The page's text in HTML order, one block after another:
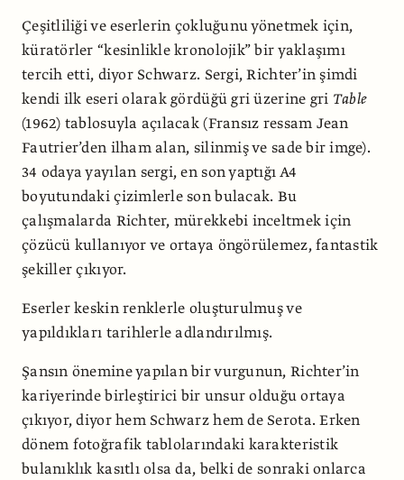
Çeşitliliği ve eserlerin çokluğunu yönetmek için,
küratörler “kesinlikle kronolojik” bir yaklaşımı
tercih etti, diyor Schwarz. Sergi, Richter’in şimdi
kendi ilk eseri olarak gördüğü gri üzerine gri Table
(1962) tablosuyla açılacak (Fransız ressam Jean
Fautrier’den ilham alan, silinmiş ve sade bir imge).
34 odaya yayılan sergi, en son yaptığı A4
boyutundaki çizimlerle son bulacak. Bu
çalışmalarda Richter, mürekkebi inceltmek için
çözücü kullanıyor ve ortaya öngörülemez, fantastik
şekiller çıkıyor.
Eserler keskin renklerle oluşturulmuş ve
yapıldıkları tarihlerle adlandırılmış.
Şansın önemine yapılan bir vurgunun, Richter’in
kariyerinde birleştirici bir unsur olduğu ortaya
çıkıyor, diyor hem Schwarz hem de Serota. Erken
dönem fotoğrafik tablolarındaki karakteristik
bulanıklık kasıtlı olsa da, belki de sonraki onlarca